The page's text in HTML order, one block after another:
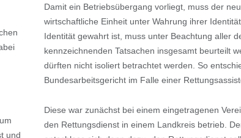
und
Damit ein Betriebsübergang vorliegt, muss der
wirtschaftliche Einheit unter Wahrung ihrer
Identität gewahrt ist, muss unter Beachtung aller
kennzeichnenden Tatsachen insgesamt beurteilt
dürften nicht isoliert betrachtet werden. So
Bundesarbeitsgericht im Falle einer
Diese war zunächst bei einem eingetragenen
den Rettungsdienst in einem Landkreis betrieb.